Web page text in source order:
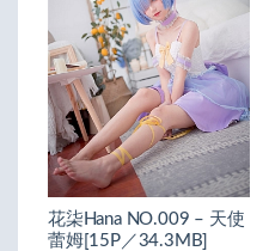
花柒Hana NO.009 – 天使
蕾姆[15P／34.3MB]